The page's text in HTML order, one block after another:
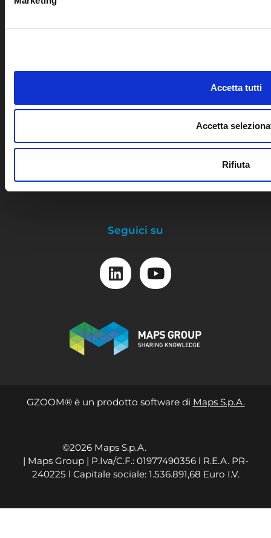
Accetta tutti
Accetta
Rifiuta
®
Seguici su
GZOOM® è un prodotto software di Maps S.p.A.
©2026 Maps S.p.A.
| Maps Group | P.Iva/C.F.: 01977490356 l R.E.A. PR-
240225 l Capitale sociale: 1.536.891,68 Euro I.V.